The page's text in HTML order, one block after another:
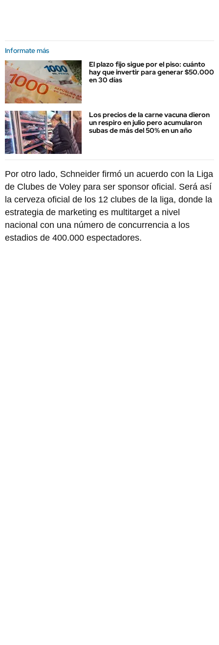
Informate más
El plazo fijo sigue por el piso: cuánto
hay que invertir para generar $50.000
en 30 días
Los precios de la carne vacuna dieron
un respiro en julio pero acumularon
subas de más del 50% en un año
Por otro lado, Schneider firmó un acuerdo con la Liga
de Clubes de Voley para ser sponsor oficial. Será así
la cerveza oficial de los 12 clubes de la liga, donde la
estrategia de marketing es multitarget a nivel
nacional con una número de concurrencia a los
estadios de 400.000 espectadores.